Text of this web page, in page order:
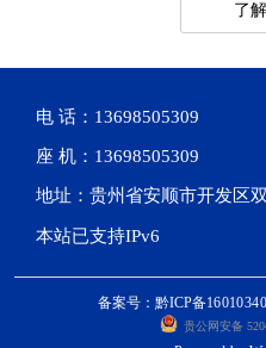
了
电 话：13698505309
座 机：13698505309
地址：贵州省安顺市开发区
本站已支持IPv6
备案号：黔ICP备
贵公网安备